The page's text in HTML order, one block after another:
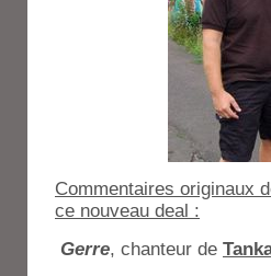
Commentaires originaux
ce nouveau deal :
Gerre, chanteur de